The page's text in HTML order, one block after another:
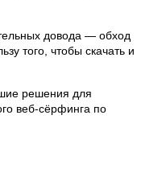
довода — обход
того, чтобы скачать и
решения для
веб-сёрфинга по